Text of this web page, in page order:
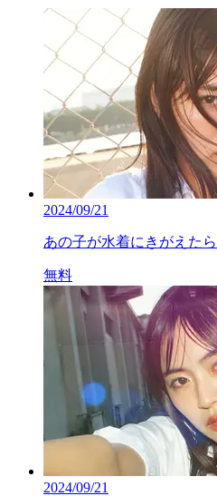
2024/09/21
あの子が水着にきがえた
無料
2024/09/21